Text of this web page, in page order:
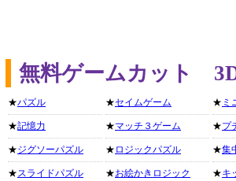
無料ゲームカット
★パズル
★記憶力
★ジグソーパズル
★スライドパズル
★セイムゲーム
★マッチ３ゲーム
★ ロジックパズル
★お絵かきロジック
★ ミ
★プ
★集
★キ